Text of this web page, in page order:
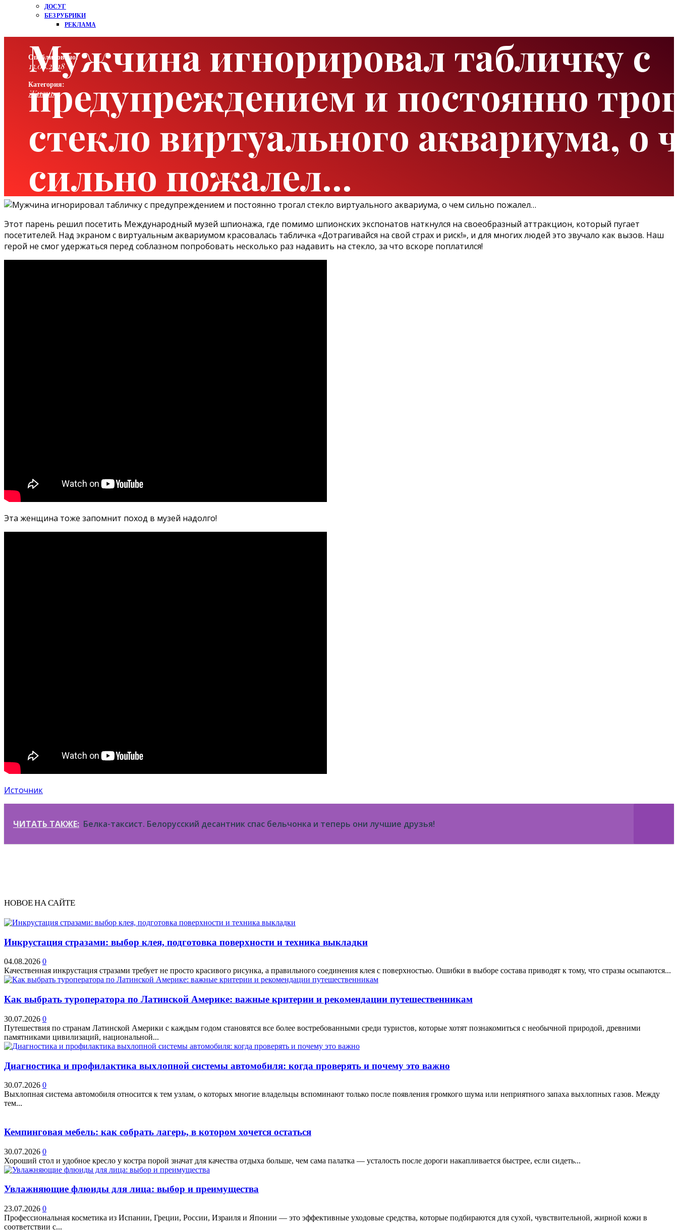
ДОСУГ
БЕЗ РУБРИКИ
РЕКЛАМА
Мужчина игнорировал табличку с
предупреждением и постоянно
стекло виртуального аквариума, о
сильно пожалел…
Опубликовано:
13.08.2018
Категория:
Жизнь
Этот парень решил посетить Международный музей шпионажа, где помимо шпионских экспонатов наткнулся на своеобразный аттракцион, который пугает
посетителей. Над экраном с виртуальным аквариумом красовалась табличка «Дотрагивайся на свой страх и риск!», и для многих людей это звучало как вызов. Наш
герой не смог удержаться перед соблазном попробовать несколько раз надавить на стекло, за что вскоре поплатился!
Эта женщина тоже запомнит поход в музей надолго!
Источник
ЧИТАТЬ ТАКЖЕ: Белка-таксист. Белорусский десантник спас бельчонка и теперь они лучшие друзья!
НОВОЕ НА САЙТЕ
Инкрустация стразами: выбор клея, подготовка поверхности и техника выкладки
04.08.2026 0
Качественная инкрустация стразами требует не просто красивого рисунка, а правильного соединения клея с поверхностью. Ошибки в выборе состава приводят к тому, что стразы осыпаются...
Как выбрать туроператора по Латинской Америке: важные критерии и рекомендации путешественникам
30.07.2026 0
Путешествия по странам Латинской Америки с каждым годом становятся все более востребованными среди туристов, которые хотят познакомиться с необычной природой, древними
памятниками цивилизаций, национальной...
Диагностика и профилактика выхлопной системы автомобиля: когда проверять и почему это важно
30.07.2026 0
Выхлопная система автомобиля относится к тем узлам, о которых многие владельцы вспоминают только после появления громкого шума или неприятного запаха выхлопных газов. Между
тем...
Кемпинговая мебель: как собрать лагерь, в котором хочется остаться
30.07.2026 0
Хороший стол и удобное кресло у костра порой значат для качества отдыха больше, чем сама палатка — усталость после дороги накапливается быстрее, если сидеть...
Увлажняющие флюиды для лица: выбор и преимущества
23.07.2026 0
Профессиональная косметика из Испании, Греции, России, Израиля и Японии — это эффективные уходовые средства, которые подбираются для сухой, чувствительной, жирной кожи в
соответствии с...